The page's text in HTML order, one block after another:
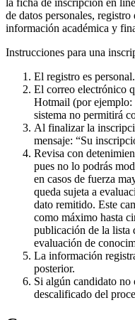
de datos personales,
información académica y
Instrucciones para una
El registro es personal.
El correo electrónico
Hotmail (por ejemplo:
sistema no permitirá
Al finalizar la
mensaje: “Su
Revisa con
pues no lo podrás
en casos de fuerza
queda sujeta a
dato remitido. Este
como máximo hasta
publicación de la lista
evaluación de
La información
posterior.
Si algún candidato no
descalificado del